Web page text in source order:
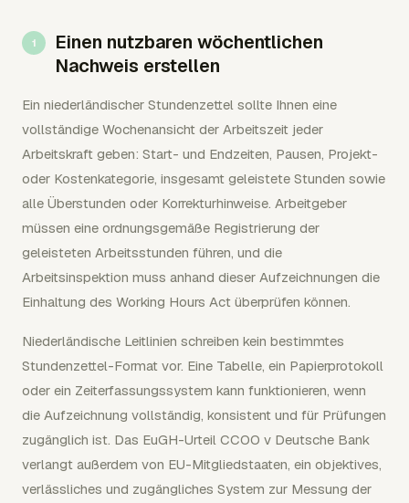
Einen nutzbaren wöchentlichen
Nachweis erstellen
Ein niederländischer Stundenzettel sollte Ihnen eine
vollständige Wochenansicht der Arbeitszeit jeder
Arbeitskraft geben: Start- und Endzeiten, Pausen, Projekt-
oder Kostenkategorie, insgesamt geleistete Stunden sowie
alle Überstunden oder Korrekturhinweise. Arbeitgeber
müssen eine ordnungsgemäße Registrierung der
geleisteten Arbeitsstunden führen, und die
Arbeitsinspektion muss anhand dieser Aufzeichnungen die
Einhaltung des Working Hours Act überprüfen können.
Niederländische Leitlinien schreiben kein bestimmtes
Stundenzettel-Format vor. Eine Tabelle, ein Papierprotokoll
oder ein Zeiterfassungssystem kann funktionieren, wenn
die Aufzeichnung vollständig, konsistent und für Prüfungen
zugänglich ist. Das EuGH-Urteil CCOO v Deutsche Bank
verlangt außerdem von EU-Mitgliedstaaten, ein objektives,
verlässliches und zugängliches System zur Messung der